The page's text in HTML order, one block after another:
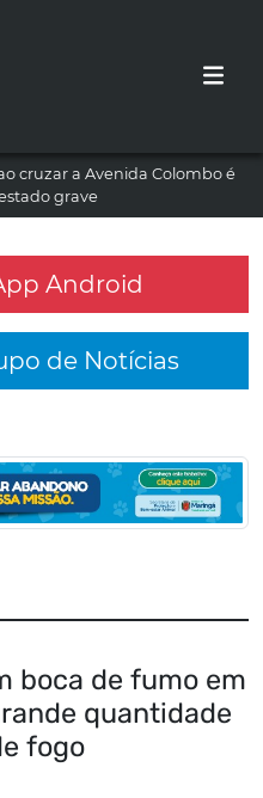
cruzar a Avenida Colombo é
grave
Android
de Notícias
boca de fumo em
quantidade
fogo